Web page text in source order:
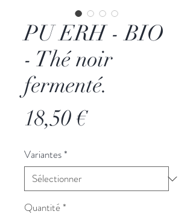
PU ERH - BIO
- Thé noir
fermenté.
18,50 €Prix
Variantes*
Quantité*